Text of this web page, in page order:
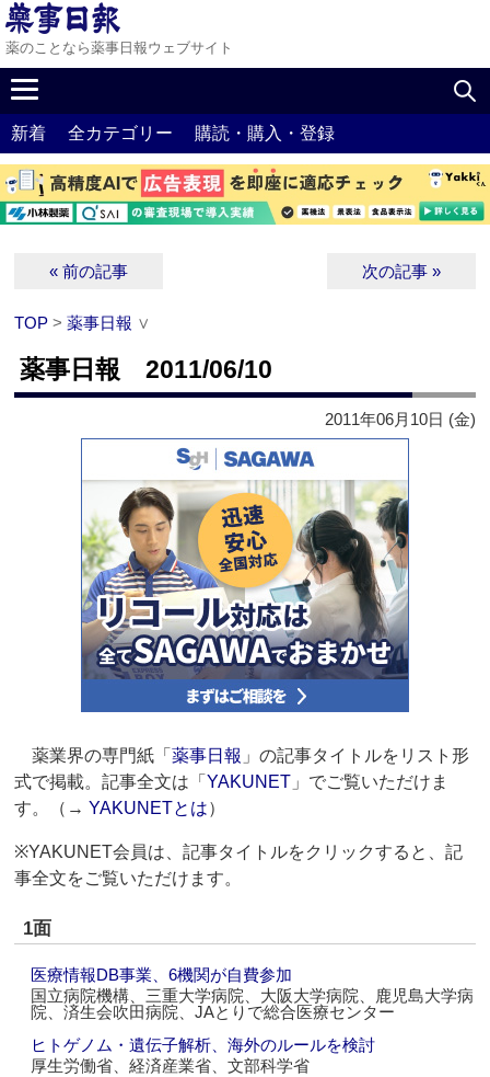
薬のことなら薬事日報ウェブサイト
新着 全カテゴリー 購読・購入・登録
« 前の記事 次の記事 »
TOP >薬事日報 ∨
薬事日報 2011/06/10
2011年06月10日 (金)
薬業界の専門紙「薬事日報 」の記事タイトルをリスト形
式で掲載。記事全文は「YAKUNET 」でご覧いただけま
す。（→YAKUNETとは）
※YAKUNET会員は、記事タイトルをクリックすると、記
事全文をご覧いただけます。
1面
医療情報DB事業、6機関が自費参加
国立病院機構、三重大学病院、大阪大学病院、鹿児島大学病
院、済生会吹田病院、JAとりで総合医療センター
ヒトゲノム・遺伝子解析、海外のルールを検討
厚生労働省、経済産業省、文部科学省